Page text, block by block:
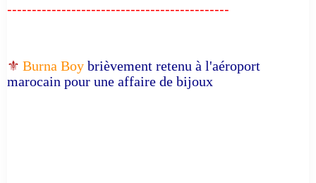
---------------------------------------------
⚜️ Burna Boy brièvement retenu à l'aéroport
marocain pour une affaire de bijoux